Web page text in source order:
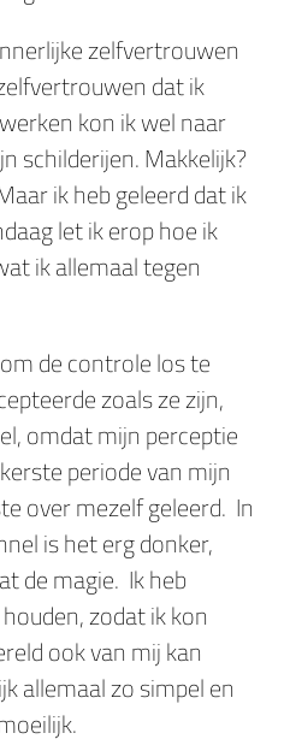
zelfvertrouwen
dat ik
kon ik wel naar
schilderijen. Makkelijk?
ik heb geleerd dat ik
let ik erop hoe ik
ik allemaal tegen
de controle los te
zoals ze zijn,
omdat mijn perceptie
periode van mijn
over mezelf geleerd. In
is het erg donker,
de magie. Ik heb
zodat ik kon
ook van mij kan
allemaal zo simpel en